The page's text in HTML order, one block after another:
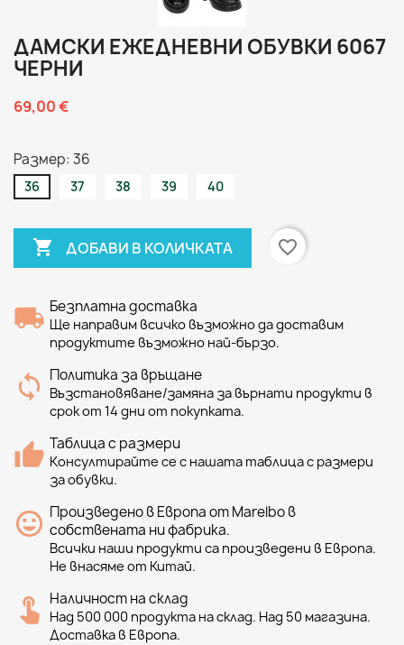
ДАМСКИ ЕЖЕДНЕВНИ ОБУВКИ 6067
ЧЕРНИ
69,00 €
Размер: 36
36 37 38 39 40
 ДОБАВИ В КОЛИЧКАТА favorite_border
Безплатна доставка
Ще направим всичко възможно да доставим
продуктите възможно най-бързо.
Политика за връщане
Възстановяване/замяна за върнати продукти в
срок от 14 дни от покупката.
Таблица с размери
Консултирайте се с нашата таблица с размери
за обувки.
Произведено в Европа от Marelbo в
собствената ни фабрика.
Всички наши продукти са произведени в Европа.
Не внасяме от Китай.
Наличност на склад
Над 500 000 продукта на склад. Над 50 магазина.
Доставка в Европа.